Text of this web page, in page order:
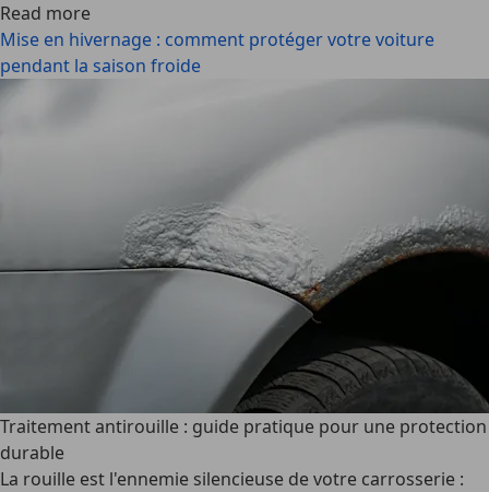
Read more
Mise en hivernage : comment protéger votre voiture
pendant la saison froide
Traitement antirouille : guide pratique pour une protection
durable
La rouille est l'ennemie silencieuse de votre carrosserie :